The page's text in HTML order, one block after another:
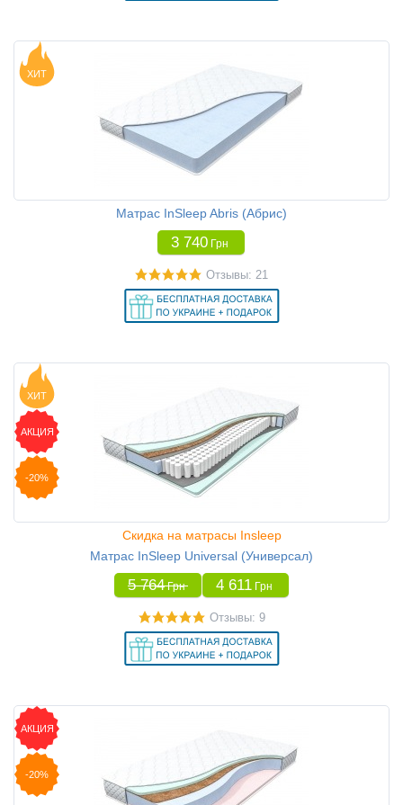
ХИТ
Матрас InSleep Abris (Абрис)
3 740 Грн
Отзывы: 21
ХИТ
АКЦИЯ
-20%
Скидка на матрасы Insleep
Матрас InSleep Universal (Универсал)
5 764 Грн 4 611 Грн
Отзывы: 9
АКЦИЯ
-20%